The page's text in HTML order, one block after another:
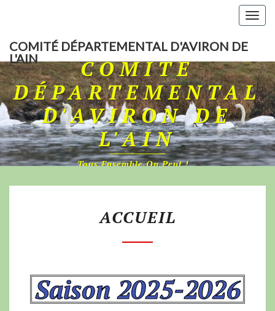
COMITÉ DÉPARTEMENTAL D'AVIRON DE
L'AIN
COMITÉ
DÉPARTEMENTAL
D'AVIRON DE
L'AIN
Tous Ensemble On Peut !…
ACCUEIL
Saison 2025-2026